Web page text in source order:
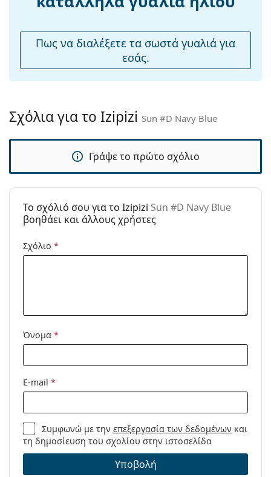
μαξιλάρια
άρθρωση:
Ναι
Αξεσουάρ
Πανί
καθαρισμού:
Όχι
Τύπος:
Unisex
Μάρκα:
Izipizi
Sun #D Navy Blue
συνταγή:
Πως να διαλέξετε τα σωστά γυαλιά για
εσάς.
Σχόλια για το Izipizi Sun #D Navy Blue
Γράψε το πρώτο σχόλιο
To σχόλιό σου για το Izipizi Sun #D Navy Blue
βοηθάει και άλλους χρήστες
Σχόλιο *
Όνομα *
E-mail *
Συμφωνώ με τηνεπεξεργασία των δεδομένων και
τη δημοσίευση του σχολίου στην ιστοσελίδα
Υποβολή